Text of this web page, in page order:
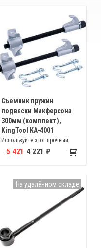
Cъемник пружин
подвески Макферсона
300мм (комплект),
KingTool KA-4001
Используйте этот прочный
инструмент для быстрой и
диаметр витка < 6". Толщина
прутка пружины < 5/8"
5 421 4 221
На удалённом складе